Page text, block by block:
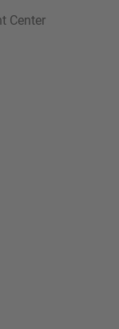
Center